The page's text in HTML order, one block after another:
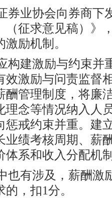
券业协会向券商下
（征求意见稿）》
励机制。
构建激励与约束并
效激励与问责监督
酬管理制度，将廉
理念等情况纳入人
惩戒约束并重。建
业绩考核周期、薪
体系和收入分配机
也有涉及，薪酬激
，扣1分。